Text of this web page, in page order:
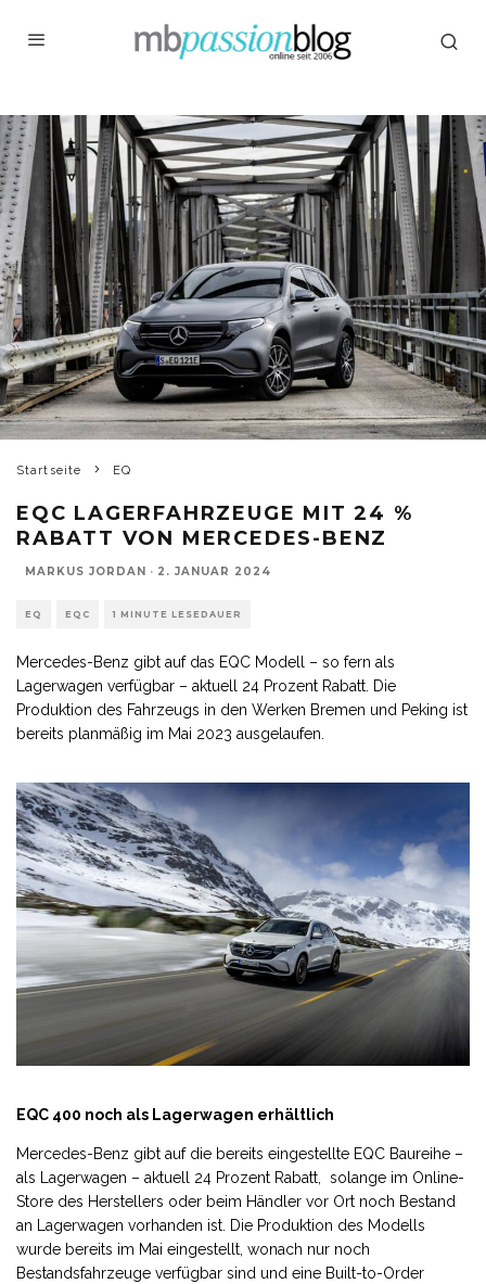
Startseite EQ
EQC LAGERFAHRZEUGE MIT 24 %
RABATT VON MERCEDES-BENZ
MARKUS JORDAN · 2. JANUAR 2024
EQ EQC 1 MINUTE LESEDAUER
Mercedes-Benz gibt auf das EQC Modell – so fern als
Lagerwagen verfügbar – aktuell 24 Prozent Rabatt. Die
Produktion des Fahrzeugs in den Werken Bremen und Peking ist
bereits planmäßig im Mai 2023 ausgelaufen.
EQC 400 noch als Lagerwagen erhältlich
Mercedes-Benz gibt auf die bereits eingestellte EQC Baureihe –
als Lagerwagen – aktuell 24 Prozent Rabatt, solange im Online-
Store des Herstellers oder beim Händler vor Ort noch Bestand
an Lagerwagen vorhanden ist. Die Produktion des Modells
wurde bereits im Mai eingestellt, wonach nur noch
Bestandsfahrzeuge verfügbar sind und eine Built-to-Order